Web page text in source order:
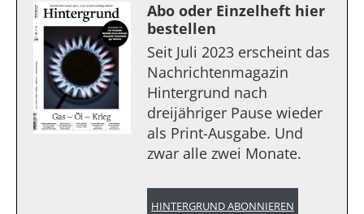
Abo oder Einzelheft hier
bestellen
Seit Juli 2023 erscheint das
Nachrichtenmagazin
Hintergrund nach
dreijähriger Pause wieder
als Print-Ausgabe. Und
zwar alle zwei Monate.
HINTERGRUND ABONNIEREN